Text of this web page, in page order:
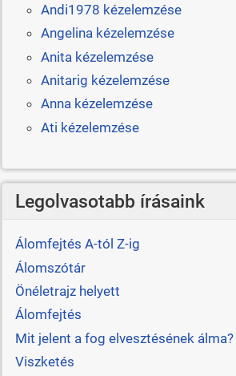
Andi1978 kézelemzése
Angelina kézelemzése
Anita kézelemzése
Anitarig kézelemzése
Anna kézelemzése
Ati kézelemzése
Legolvasotabb írásaink
Álomfejtés A-tól Z-ig
Álomszótár
Önéletrajz helyett
Álomfejtés
Mit jelent a fog elvesztésének álma?
Viszketés